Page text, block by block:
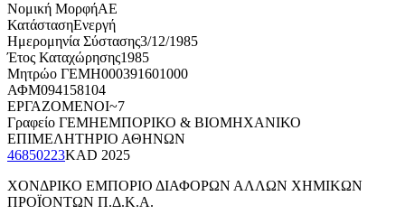
Νομική ΜορφήΑΕ
ΚατάστασηΕνεργή
Ημερομηνία Σύστασης3/12/1985
Έτος Καταχώρησης1985
Μητρώο ΓΕΜΗ000391601000
ΑΦΜ094158104
ΕΡΓΑΖΟΜΕΝΟΙ~7
Γραφείο ΓΕΜΗΕΜΠΟΡΙΚΟ & ΒΙΟΜΗΧΑΝΙΚΟ
ΕΠΙΜΕΛΗΤΗΡΙΟ ΑΘΗΝΩΝ
46850223KAD 2025
ΧΟΝΔΡΙΚΟ ΕΜΠΟΡΙΟ ΔΙΑΦΟΡΩΝ ΑΛΛΩΝ ΧΗΜΙΚΩΝ
ΠΡΟΪΟΝΤΩΝ Π.Δ.Κ.Α.